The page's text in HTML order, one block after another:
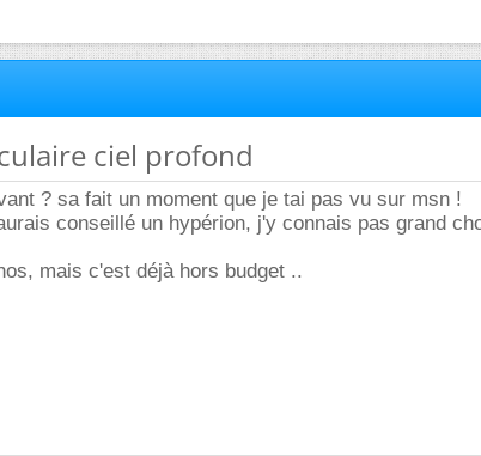
ciel profond
? sa fait un moment que je tai pas vu sur msn !
conseillé un hypérion, j'y connais pas grand
mais c'est déjà hors budget ..